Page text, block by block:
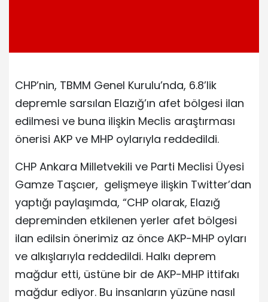
CHP’nin, TBMM Genel Kurulu’nda, 6.8’lik
depremle sarsılan Elazığ’ın afet bölgesi ilan
edilmesi ve buna ilişkin Meclis araştırması
önerisi AKP ve MHP oylarıyla reddedildi.
CHP Ankara Milletvekili ve Parti Meclisi Üyesi
Gamze Taşcıer, gelişmeye ilişkin Twitter’dan
yaptığı paylaşımda, “CHP olarak, Elazığ
depreminden etkilenen yerler afet bölgesi
ilan edilsin önerimiz az önce AKP-MHP oyları
ve alkışlarıyla reddedildi. Halkı deprem
mağdur etti, üstüne bir de AKP-MHP ittifakı
mağdur ediyor. Bu insanların yüzüne nasıl